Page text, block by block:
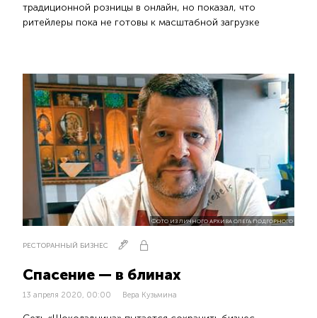
традиционной розницы в онлайн, но показал, что
ритейлеры пока не готовы к масштабной загрузке
ФОТО ИЗ ЛИЧНОГО АРХИВА ОЛЕГА ПОДГОРНОГО
РЕСТОРАННЫЙ БИЗНЕС
Спасение — в блинах
13 апреля 2020, 00:00 Вера Кузьмина